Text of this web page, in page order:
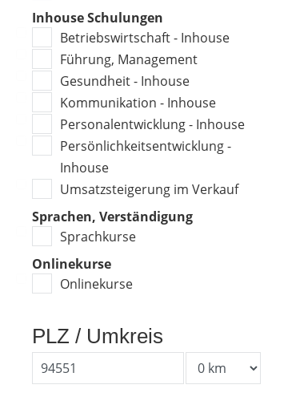
Inhouse Schulungen
Betriebswirtschaft - Inhouse
Führung, Management
Gesundheit - Inhouse
Kommunikation - Inhouse
Personalentwicklung - Inhouse
Persönlichkeitsentwicklung -
Inhouse
Umsatzsteigerung im Verkauf
Sprachen, Verständigung
Sprachkurse
Onlinekurse
Onlinekurse
PLZ / Umkreis